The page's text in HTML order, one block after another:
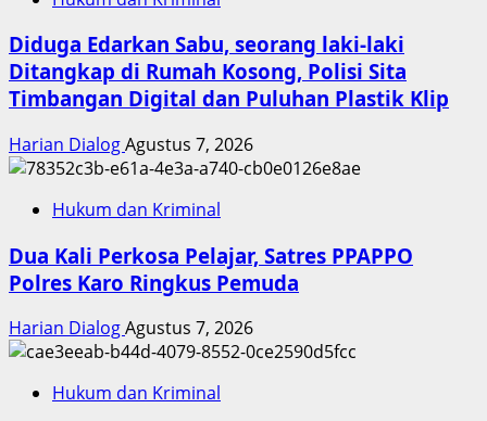
Diduga Edarkan Sabu, seorang laki-laki
Ditangkap di Rumah Kosong, Polisi Sita
Timbangan Digital dan Puluhan Plastik Klip
Harian DialogAgustus 7, 2026
Hukum dan Kriminal
Dua Kali Perkosa Pelajar, Satres PPAPPO
Polres Karo Ringkus Pemuda
Harian DialogAgustus 7, 2026
Hukum dan Kriminal